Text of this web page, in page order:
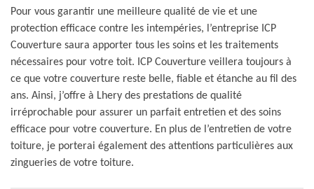
Pour vous garantir une meilleure qualité de vie et une
protection efficace contre les intempéries, l’entreprise ICP
Couverture saura apporter tous les soins et les traitements
nécessaires pour votre toit. ICP Couverture veillera toujours à
ce que votre couverture reste belle, fiable et étanche au fil des
ans. Ainsi, j’offre à Lhery des prestations de qualité
irréprochable pour assurer un parfait entretien et des soins
efficace pour votre couverture. En plus de l’entretien de votre
toiture, je porterai également des attentions particulières aux
zingueries de votre toiture.